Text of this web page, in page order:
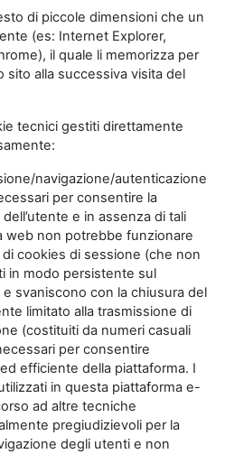
di piccole dimensioni che un
(es: Internet Explorer,
il quale li memorizza per
sito alla successiva visita del
tecnici gestiti direttamente
navigazione/autenticazione
per consentire la
e in assenza di tali
web non potrebbe funzionare
cookies di sessione (che non
in modo persistente sul
svaniscono con la chiusura del
limitato alla trasmissione di
(costituiti da numeri casuali
per consentire
efficiente della piattaforma. I
in questa piattaforma e-
ad altre tecniche
pregiudizievoli per la
degli utenti e non